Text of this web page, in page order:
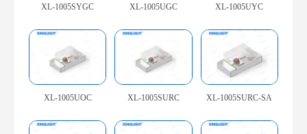
XL-1005SYGC XL-1005UGC XL-1005UYC
XL-1005UOC XL-1005SURC XL-1005SURC-SA